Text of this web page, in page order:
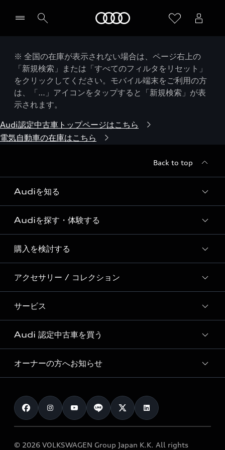
※ 全国の在庫が表示されない場合は、ページ右上の
「新規検索」または「すべてのフィルタをリセット」
をクリックしてください。モバイル端末をご利用の方
は、「…」アイコンをタップすると「新規検索」が表
示されます。
Audi認定中古車トップページはこちら
電気自動車の在庫はこちら
Back to top
Audiを知る
Audi ブランド
Story of Progress
Audi Sport
Formula 1®
デジタルサービス
Audiを探す・体験する
ディーラー検索
新車在庫検索
試乗車・展示車検索
見積り依頼
試乗予約
購入を検討する
モデル一覧
特別仕様モデル / 限定モデル
e-tronラインアップ
価格シミュレーション
車両比較
カタログ一覧
アクセサリー / コレクション
純正アクセサリー
オンラインショップ
Audi collection
アウディナビアプリ
サービス
サービス入庫予約
サービスプログラム
メンテナンス
車検 / 定期点検
e-tronアフターサポート
Audi 認定中古車を買う
Audi認定中古車
クオリティ
保証
メンテナンス
オーナーの方へお知らせ
お知らせ
オーナー様向けキャンペーン
© 2026 VOLKSWAGEN Group Japan K.K. All rights